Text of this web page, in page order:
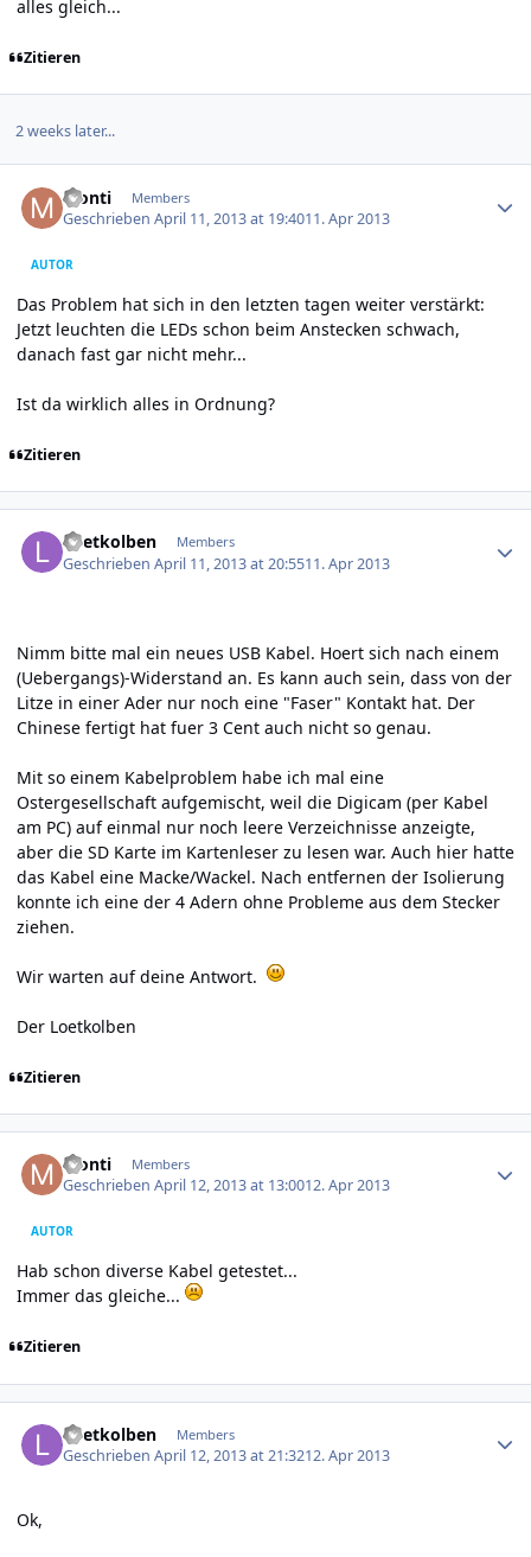
alles gleich...
Zitieren
2 weeks later...
Monti Members
GeschriebenApril 11, 2013 at 19:4011. Apr 2013
AUTOR
Das Problem hat sich in den letzten tagen weiter verstärkt:
Jetzt leuchten die LEDs schon beim Anstecken schwach,
danach fast gar nicht mehr...
Ist da wirklich alles in Ordnung?
Zitieren
Loetkolben Members
GeschriebenApril 11, 2013 at 20:5511. Apr 2013
Nimm bitte mal ein neues USB Kabel. Hoert sich nach einem
(Uebergangs)-Widerstand an. Es kann auch sein, dass von der
Litze in einer Ader nur noch eine "Faser" Kontakt hat. Der
Chinese fertigt hat fuer 3 Cent auch nicht so genau.
Mit so einem Kabelproblem habe ich mal eine
Ostergesellschaft aufgemischt, weil die Digicam (per Kabel
am PC) auf einmal nur noch leere Verzeichnisse anzeigte,
aber die SD Karte im Kartenleser zu lesen war. Auch hier hatte
das Kabel eine Macke/Wackel. Nach entfernen der Isolierung
konnte ich eine der 4 Adern ohne Probleme aus dem Stecker
ziehen.
Wir warten auf deine Antwort.
Der Loetkolben
Zitieren
Monti Members
GeschriebenApril 12, 2013 at 13:0012. Apr 2013
AUTOR
Hab schon diverse Kabel getestet...
Immer das gleiche...
Zitieren
Loetkolben Members
GeschriebenApril 12, 2013 at 21:3212. Apr 2013
Ok,